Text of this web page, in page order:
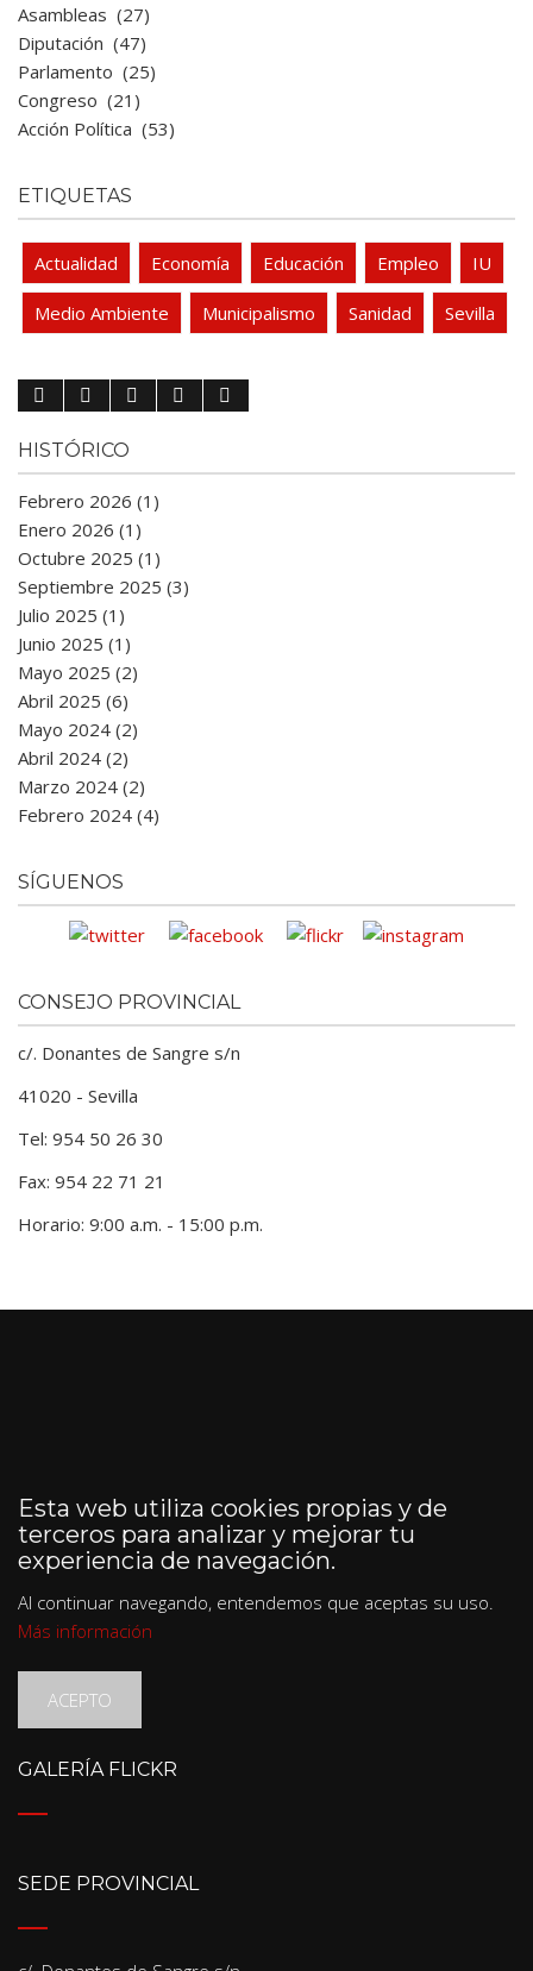
Asambleas (27)
Diputación (47)
Parlamento (25)
Congreso (21)
Acción Política (53)
ETIQUETAS
Actualidad Economía Educación Empleo IU
Medio Ambiente Municipalismo Sanidad Sevilla
HISTÓRICO
Febrero 2026 (1)
Enero 2026 (1)
Octubre 2025 (1)
Septiembre 2025 (3)
Julio 2025 (1)
Junio 2025 (1)
Mayo 2025 (2)
Abril 2025 (6)
Mayo 2024 (2)
Abril 2024 (2)
Marzo 2024 (2)
Febrero 2024 (4)
SÍGUENOS
CONSEJO PROVINCIAL
c/. Donantes de Sangre s/n
41020 - Sevilla
Tel: 954 50 26 30
Fax: 954 22 71 21
Horario: 9:00 a.m. - 15:00 p.m.
Esta web utiliza cookies propias y de
terceros para analizar y mejorar tu
experiencia de navegación.
Al continuar navegando, entendemos que aceptas su uso.
Más información
ACEPTO
GALERÍA FLICKR
SEDE PROVINCIAL